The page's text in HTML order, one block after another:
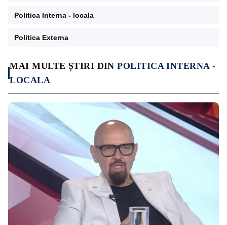
MAI MULTE ȘTIRI DINPOLITICA INTERNA -
LOCALA
Politica Interna - locala
Politica Externa